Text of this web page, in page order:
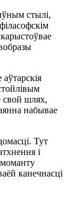
стылі,
свой шлях,
набывае
Тут
і
моманту
канечнасці